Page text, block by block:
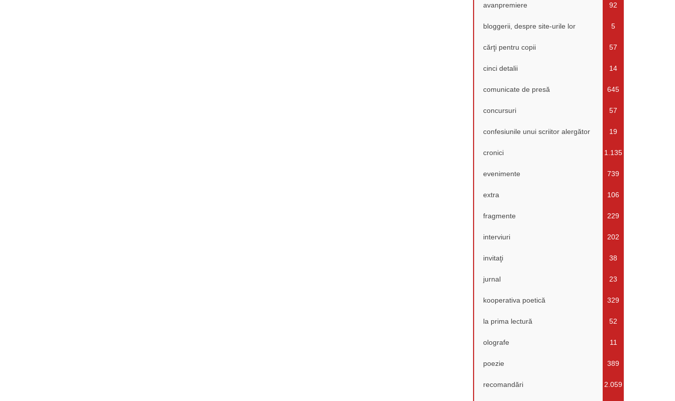
avanpremiere 92
bloggerii, despre site-urile lor 5
cărţi pentru copii 57
cinci detalii 14
comunicate de presă 645
concursuri 57
confesiunile unui scriitor alergător 19
cronici 1.135
evenimente 739
extra 106
fragmente 229
interviuri 202
invitaţi 38
jurnal 23
kooperativa poetică 329
la prima lectură 52
olografe 11
poezie 389
recomandări 2.059